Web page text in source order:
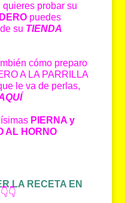
quieres probar su
puedes
su TIENDA
cómo preparo
A LA PARRILLA
le va de perlas,
PIERNA y
AL HORNO
LA RECETA EN
👇👇